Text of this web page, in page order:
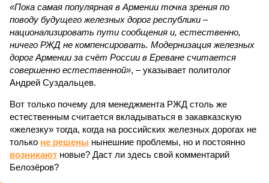
«Пока самая популярная в Армении точка зрения по
поводу будущего железных дорог рес­публики –
национализировать пути сообщения и, естественно,
ничего РЖД не компенсировать. Модернизация железных
дорог Армении за счёт России в Ереване считается
совершенно естественной», – указывает политолог
Андрей Суздальцев.
Вот только почему для менеджмента РЖД столь же
естественным считается вкладываться в закавказскую
«железку» тогда, когда на российских железных дорогах не
только не решены нынешние проблемы, но и постоянно
возникают новые? Даст ли здесь свой комментарий
Белозёров?